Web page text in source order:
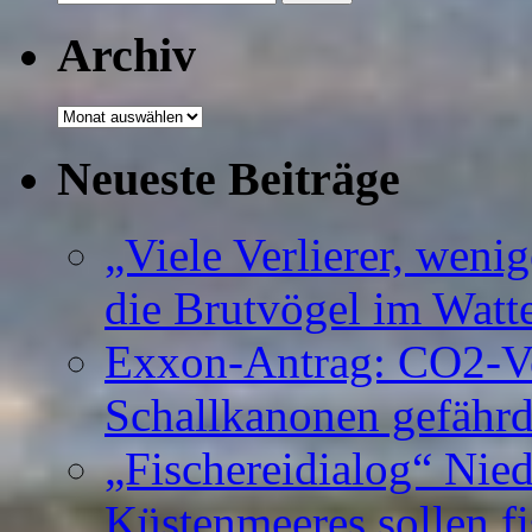
nach:
Archiv
Archiv
Neueste Beiträge
„Viele Verlierer,
die Brutvögel im
Exxon-Antrag: CO2-
Schallkanonen
„Fischereidialog“